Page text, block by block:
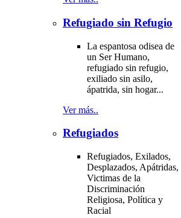
Refugiado sin Refugio
La espantosa odisea de
un Ser Humano,
refugiado sin refugio,
exiliado sin asilo,
ápatrida, sin hogar...
Ver más..
Refugiados
Refugiados, Exilados,
Desplazados, Apátridas,
Victimas de la
Discriminación
Religiosa, Política y
Racial